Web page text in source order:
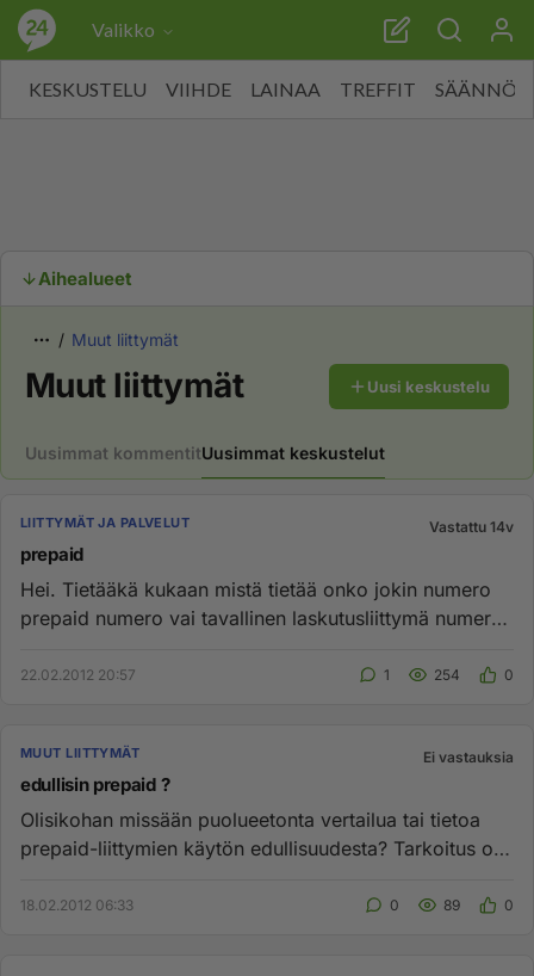
Valikko
KESKUSTELU VIIHDE LAINAA TREFFIT SÄÄNNÖT
Aihealueet
Muut liittymät
Muut liittymät Uusi keskustelu
Uusimmat kommentitUusimmat keskustelut
LIITTYMÄT JA PALVELUT Vastattu 14v
prepaid
Hei. Tietääkä kukaan mistä tietää onko jokin numero
prepaid numero vai tavallinen laskutusliittymä numero
22.02.2012 20:57 1 254 0
MUUT LIITTYMÄT Ei vastauksia
edullisin prepaid ?
Olisikohan missään puolueetonta vertailua tai tietoa
prepaid-liittymien käytön edullisuudesta? Tarkoitus on
18.02.2012 06:33 0 89 0